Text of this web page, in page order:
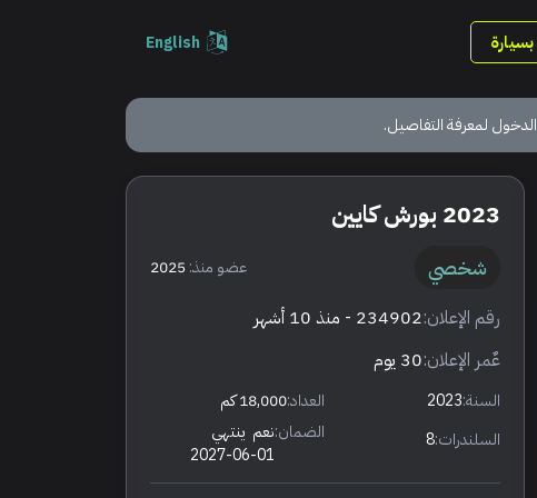
English
لمعرفة التفاصيل.
2023 بورش كايين
شخصي عضو منذ:2025
رقم الإعلان:234902 - منذ 10 أشهر
عٌمر الإعلان:30 يوم
السنة:2023 العداد:18,000 كم
السلندرات:8 الضمان:نعم ينتهي
2027-06-01